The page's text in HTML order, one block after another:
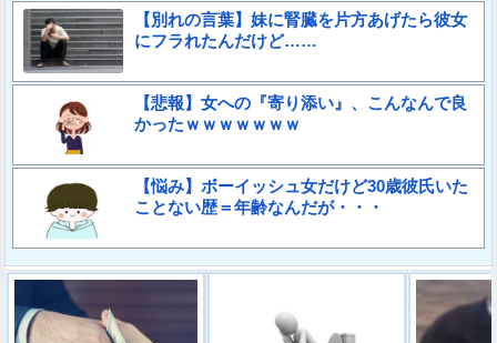
【別れの言葉】妹に腎臓を片方あげたら彼女
にフラれたんだけど……
【悲報】女への『寄り添い』、こんなんで良
かったｗｗｗｗｗｗｗ
【悩み】ボーイッシュ女だけど30歳彼氏いた
ことない歴＝年齢なんだが・・・